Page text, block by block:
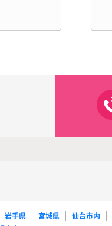
岩手県 宮城県 仙台市内